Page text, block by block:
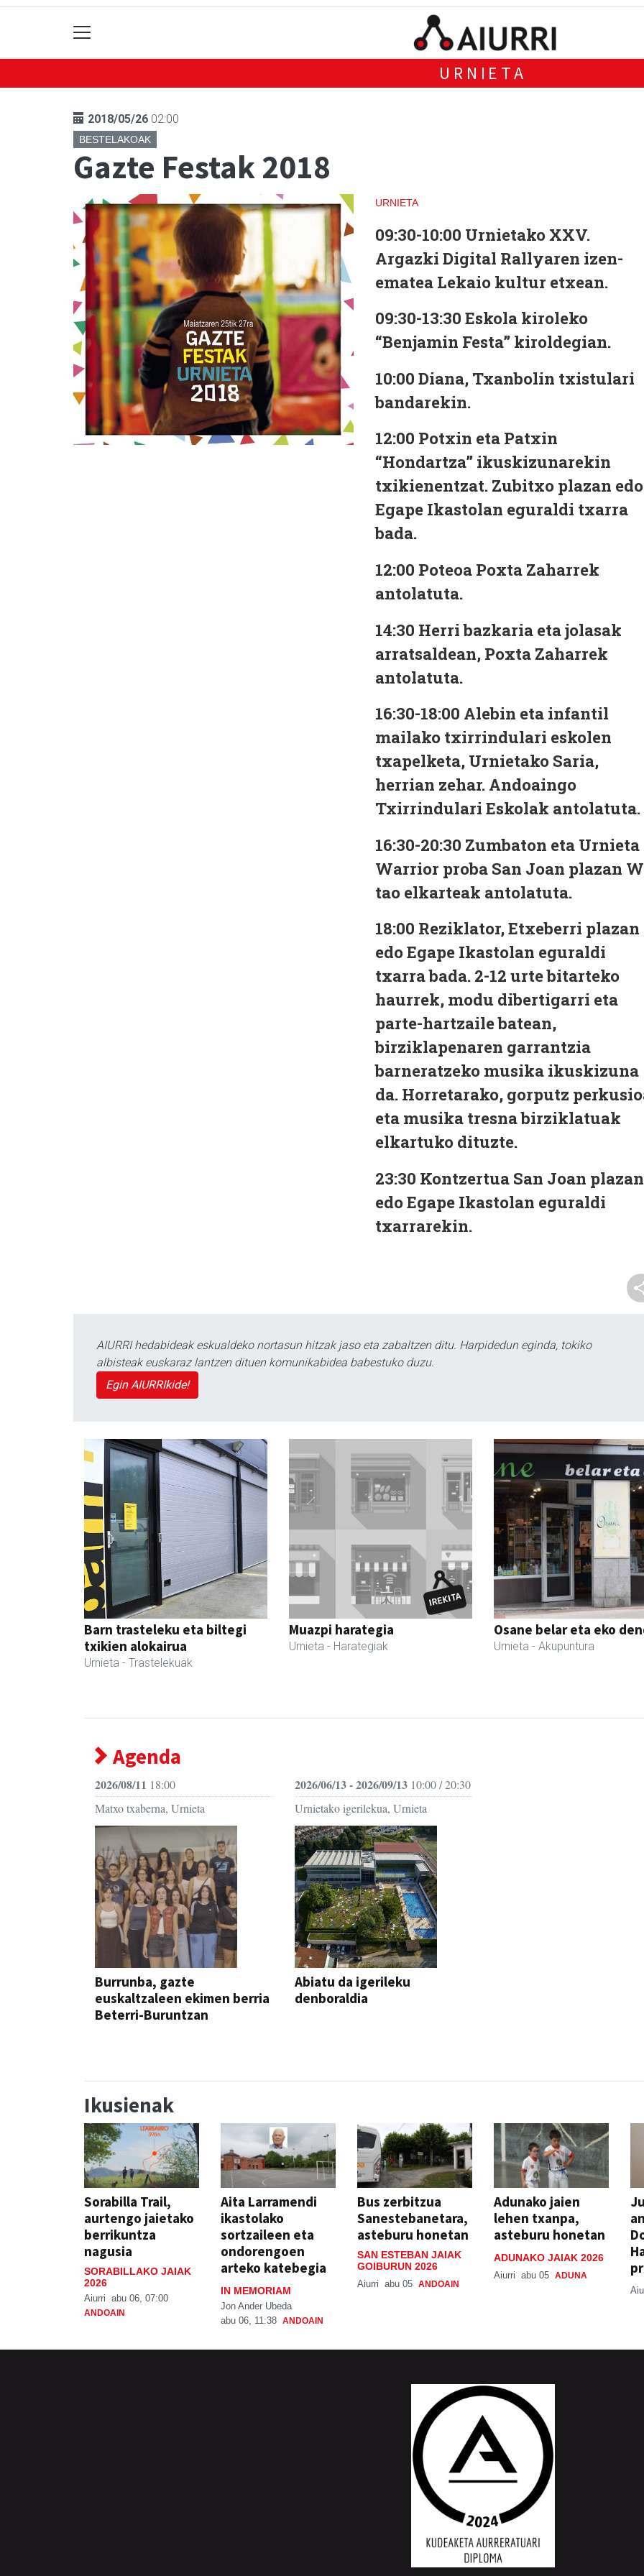
URNIETA
2018/05/26 02:00
BESTELAKOAK
Gazte Festak 2018
URNIETA
09:30-10:00 Urnietako XXV.
Argazki Digital Rallyaren izen-
ematea Lekaio kultur etxean.
09:30-13:30 Eskola kiroleko
“Benjamin Festa” kiroldegian.
10:00 Diana, Txanbolin txistulari
bandarekin.
12:00 Potxin eta Patxin
“Hondartza” ikuskizunarekin
txikienentzat. Zubitxo plazan edo
Egape Ikastolan eguraldi txarra
bada.
12:00 Poteoa Poxta Zaharrek
antolatuta.
14:30 Herri bazkaria eta jolasak
arratsaldean, Poxta Zaharrek
antolatuta.
16:30-18:00 Alebin eta infantil
mailako txirrindulari eskolen
txapelketa, Urnietako Saria,
herrian zehar. Andoaingo
Txirrindulari Eskolak antolatuta.
16:30-20:30 Zumbaton eta Urnieta
Warrior proba San Joan plazan
tao elkarteak antolatuta.
18:00 Reziklator, Etxeberri plazan
edo Egape Ikastolan eguraldi
txarra bada. 2-12 urte bitarteko
haurrek, modu dibertigarri eta
parte-hartzaile batean,
birziklapenaren garrantzia
barneratzeko musika ikuskizuna
da. Horretarako, gorputz
eta musika tresna birziklatuak
elkartuko dituzte.
23:30 Kontzertua San Joan plazan
edo Egape Ikastolan eguraldi
txarrarekin.
AIURRI hedabideak eskualdeko nortasun hitzak jaso eta zabaltzen ditu. Harpidedun eginda, tokiko
albisteak euskaraz lantzen dituen komunikabidea babestuko duzu.
Egin AIURRIkide!
Barn trasteleku eta biltegi
txikien alokairua
Urnieta - Trastelekuak
Muazpi harategia
Urnieta - Harategiak
Osane belar eta eko
Urnieta - Akupuntura
Agenda
2026/08/11 18:00
Matxo txaberna, Urnieta
Burrunba, gazte
euskaltzaleen ekimen berria
Beterri-Buruntzan
2026/06/13 - 2026/09/1310:00 / 20:30
Urnietako igerilekua, Urnieta
Abiatu da igerileku
denboraldia
Ikusienak
Sorabilla Trail,
aurtengo jaietako
berrikuntza
nagusia
SORABILLAKO JAIAK
2026
Aiurri abu 06, 07:00
ANDOAIN
Aita Larramendi
ikastolako
sortzaileen eta
ondorengoen
arteko katebegia
IN MEMORIAM
Jon Ander Ubeda
abu 06, 11:38 ANDOAIN
Bus zerbitzua
Sanestebanetara,
asteburu honetan
SAN ESTEBAN JAIAK
GOIBURUN 2026
Aiurri abu 05 ANDOAIN
Adunako jaien
lehen txanpa,
asteburu honetan
ADUNAKO JAIAK 2026
Aiurri abu 05 ADUNA